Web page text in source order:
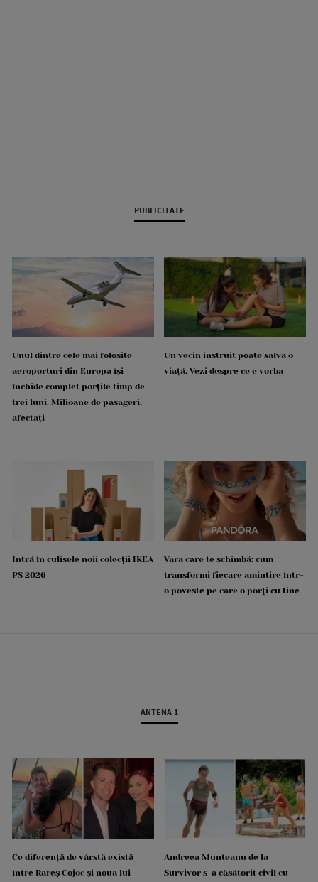
PUBLICITATE
Unul dintre cele mai folosite
aeroporturi din Europa își
închide complet porțile timp de
trei luni. Milioane de pasageri,
afectați
Un vecin instruit poate salva o
viață. Vezi despre ce e vorba
Intră în culisele noii colecții IKEA
PS 2026
Vara care te schimbă: cum
transformi fiecare amintire într-
o poveste pe care o porți cu tine
ANTENA 1
Ce diferență de vârstă există
între Rareș Cojoc și noua lui
Andreea Munteanu de la
Survivor s-a căsătorit civil cu